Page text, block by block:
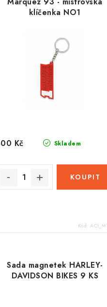
klíčenka NO1
Skladem
Kč
Kód:
Sada magnetek HARLEY-
DAVIDSON BIKES 9 KS